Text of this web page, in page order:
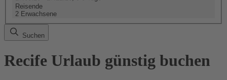
Reisende
2 Erwachsene
Suchen
Recife Urlaub günstig buchen